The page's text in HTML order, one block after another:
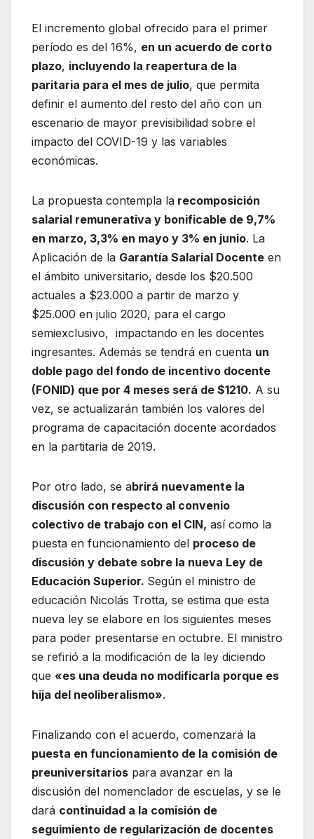
El incremento global ofrecido para el primer
período es del 16%, en un acuerdo de corto
plazo, incluyendo la reapertura de la
paritaria para el mes de julio, que permita
definir el aumento del resto del año con un
escenario de mayor previsibilidad sobre el
impacto del COVID-19 y las variables
económicas.
La propuesta contempla la recomposición
salarial remunerativa y bonificable de 9,7%
en marzo, 3,3% en mayo y 3% en junio. La
Aplicación de la Garantía Salarial Docente en
el ámbito universitario, desde los $20.500
actuales a $23.000 a partir de marzo y
$25.000 en julio 2020, para el cargo
semiexclusivo, impactando en les docentes
ingresantes. Además se tendrá en cuenta un
doble pago del fondo de incentivo docente
(FONID) que por 4 meses será de $1210. A su
vez, se actualizarán también los valores del
programa de capacitación docente acordados
en la partitaria de 2019.
Por otro lado, se abrirá nuevamente la
discusión con respecto al convenio
colectivo de trabajo con el CIN, así como la
puesta en funcionamiento del proceso de
discusión y debate sobre la nueva Ley de
Educación Superior. Según el ministro de
educación Nicolás Trotta, se estima que esta
nueva ley se elabore en los siguientes meses
para poder presentarse en octubre. El ministro
se refirió a la modificación de la ley diciendo
que «es una deuda no modificarla porque es
hija del neoliberalismo».
Finalizando con el acuerdo, comenzará la
puesta en funcionamiento de la comisión de
preuniversitarios para avanzar en la
discusión del nomenclador de escuelas, y se le
dará continuidad a la comisión de
seguimiento de regularización de docentes